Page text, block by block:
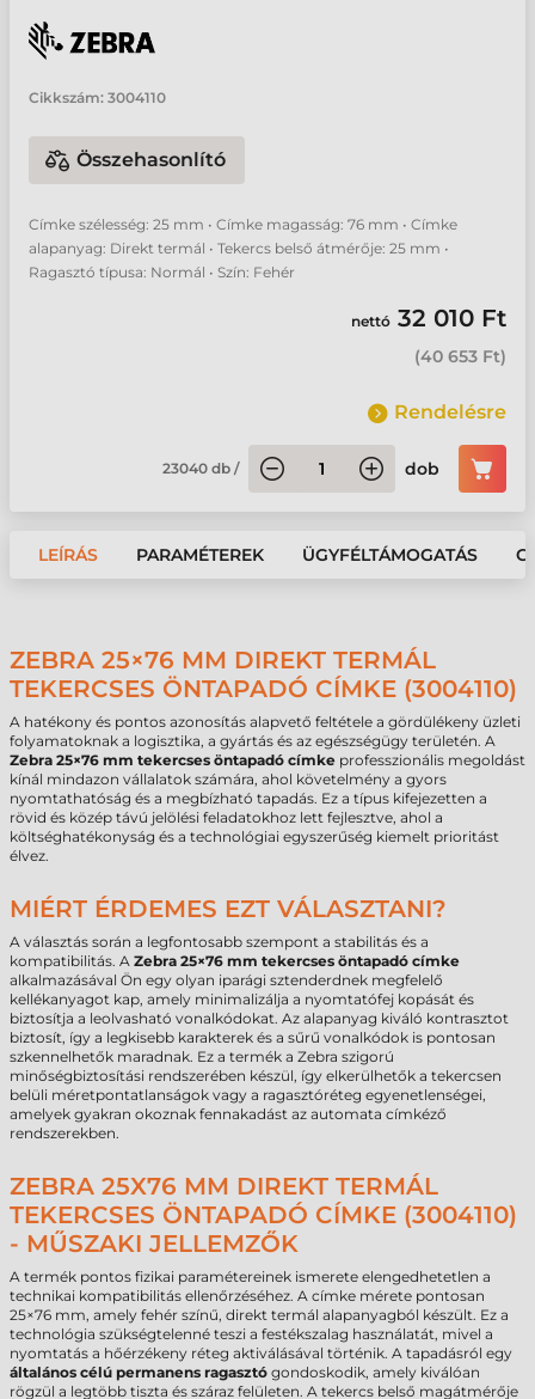
Cikkszám: 3004110
Összehasonlító
Címke szélesség: 25 mm • Címke magasság: 76 mm • Címke
alapanyag: Direkt termál • Tekercs belső átmérője: 25 mm •
Ragasztó típusa: Normál • Szín: Fehér
nettó 32 010 Ft
(40 653 Ft)
Rendelésre
23040 db / dob
LEÍRÁS PARAMÉTEREK ÜGYFÉLTÁMOGATÁS
ZEBRA 25×76 MM DIREKT TERMÁL
TEKERCSES ÖNTAPADÓ CÍMKE (3004110)
A hatékony és pontos azonosítás alapvető feltétele a gördülékeny üzleti
folyamatoknak a logisztika, a gyártás és az egészségügy területén. A
Zebra 25×76 mm tekercses öntapadó címke professzionális megoldást
kínál mindazon vállalatok számára, ahol követelmény a gyors
nyomtathatóság és a megbízható tapadás. Ez a típus kifejezetten a
rövid és közép távú jelölési feladatokhoz lett fejlesztve, ahol a
költséghatékonyság és a technológiai egyszerűség kiemelt prioritást
élvez.
MIÉRT ÉRDEMES EZT VÁLASZTANI?
A választás során a legfontosabb szempont a stabilitás és a
kompatibilitás. A Zebra 25×76 mm tekercses öntapadó címke
alkalmazásával Ön egy olyan iparági sztenderdnek megfelelő
kellékanyagot kap, amely minimalizálja a nyomtatófej kopását és
biztosítja a leolvasható vonalkódokat. Az alapanyag kiváló kontrasztot
biztosít, így a legkisebb karakterek és a sűrű vonalkódok is pontosan
szkennelhetők maradnak. Ez a termék a Zebra szigorú
minőségbiztosítási rendszerében készül, így elkerülhetők a tekercsen
belüli méretpontatlanságok vagy a ragasztóréteg egyenetlenségei,
amelyek gyakran okoznak fennakadást az automata címkéző
rendszerekben.
ZEBRA 25X76 MM DIREKT TERMÁL
TEKERCSES ÖNTAPADÓ CÍMKE (3004110)
- MŰSZAKI JELLEMZŐK
A termék pontos fizikai paramétereinek ismerete elengedhetetlen a
technikai kompatibilitás ellenőrzéséhez. A címke mérete pontosan
25×76 mm, amely fehér színű, direkt termál alapanyagból készült. Ez a
technológia szükségtelenné teszi a festékszalag használatát, mivel a
nyomtatás a hőérzékeny réteg aktiválásával történik. A tapadásról egy
általános célú permanens ragasztó gondoskodik, amely kiválóan
rögzül a legtöbb tiszta és száraz felületen. A tekercs belső magátmérője